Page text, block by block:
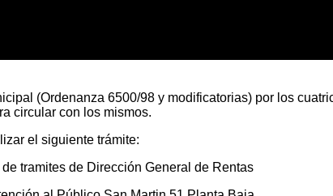
(Ordenanza 6500/98 y modificatorias) por los
circular con los mismos.
el siguiente trámite:
tramites de Dirección General de Rentas